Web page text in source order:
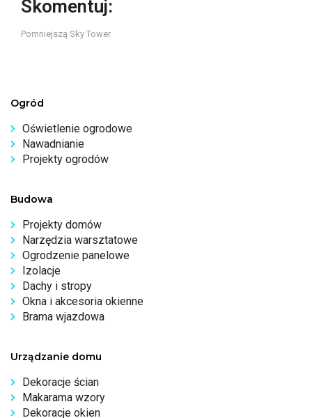
Skomentuj:
Pomniejszą Sky Tower
Ogród
Oświetlenie ogrodowe
Nawadnianie
Projekty ogrodów
Budowa
Projekty domów
Narzędzia warsztatowe
Ogrodzenie panelowe
Izolacje
Dachy i stropy
Okna i akcesoria okienne
Brama wjazdowa
Urządzanie domu
Dekoracje ścian
Makarama wzory
Dekoracje okien